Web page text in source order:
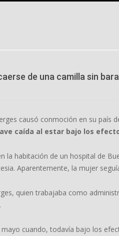
de una camilla sin
causó conmoción en su país
caída al estar bajo los
la habitación de un hospital de
Aparentemente, la mujer
quien trabajaba como
cuando, todavía bajo los